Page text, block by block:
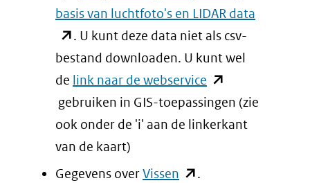
basis van luchtfoto's en LIDAR data
(verwijst
. U kunt deze data niet als csv-
bestand downloaden. U kunt wel
de link naar de webservice (opent
in
nieuw
gebruiken in GIS-toepassingen (zie
ook onder de 'i' aan de linkerkant
van de kaart)
Gegevens overVissen (opent
.